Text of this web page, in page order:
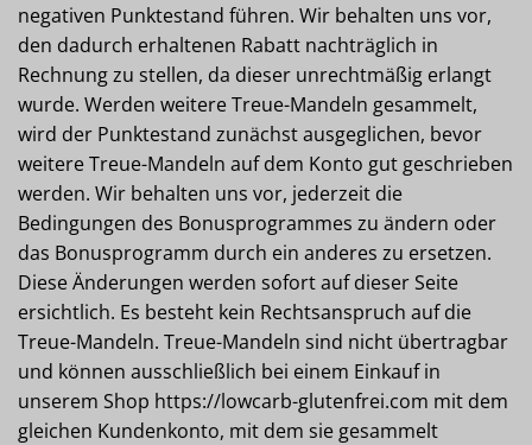
negativen Punktestand führen. Wir behalten uns vor,
den dadurch erhaltenen Rabatt nachträglich in
Rechnung zu stellen, da dieser unrechtmäßig erlangt
wurde. Werden weitere Treue-Mandeln gesammelt,
wird der Punktestand zunächst ausgeglichen, bevor
weitere Treue-Mandeln auf dem Konto gut geschrieben
werden. Wir behalten uns vor, jederzeit die
Bedingungen des Bonusprogrammes zu ändern oder
das Bonusprogramm durch ein anderes zu ersetzen.
Diese Änderungen werden sofort auf dieser Seite
ersichtlich. Es besteht kein Rechtsanspruch auf die
Treue-Mandeln. Treue-Mandeln sind nicht übertragbar
und können ausschließlich bei einem Einkauf in
unserem Shop https://lowcarb-glutenfrei.com mit dem
gleichen Kundenkonto, mit dem sie gesammelt